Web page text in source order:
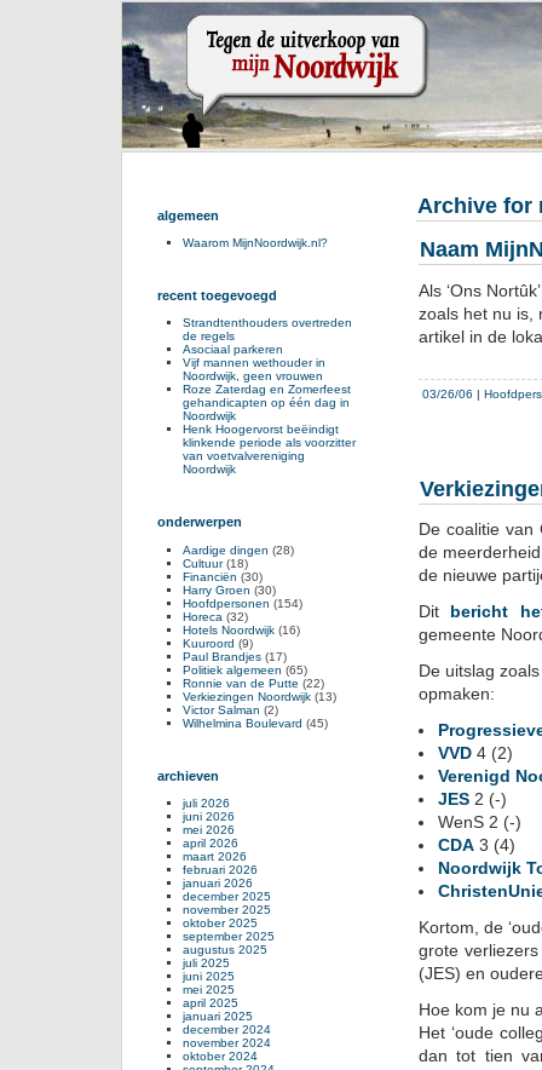
Archive for
Naam
Als ‘Ons
zoals het nu is,
artikel in de
03/26/06 |
De coalitie van
de
de nieuwe
Dit bericht
gemeente
De uitslag
opmaken:
VVD 4 (2)
Verenigd
JES 2 (-)
WenS 2 (-)
CDA 3 (4)
Noordwijk
Kortom, de
grote
(JES) en
Hoe kom je nu
Het ‘oude
dan tot tien
algemeen
Waarom MijnNoordwijk.nl?
recent toegevoegd
Strandtenthouders overtreden
de regels
Asociaal parkeren
Vijf mannen wethouder in
Noordwijk, geen vrouwen
Roze Zaterdag en Zomerfeest
gehandicapten op één dag in
Noordwijk
Henk Hoogervorst beëindigt
klinkende periode als voorzitter
van voetvalvereniging
Noordwijk
onderwerpen
Aardige dingen (28)
Cultuur(18)
Financiën (30)
Harry Groen (30)
Hoofdpersonen (154)
Horeca (32)
Hotels Noordwijk (16)
Kuuroord (9)
Paul Brandjes (17)
Politiek algemeen (65)
Ronnie van de Putte (22)
Verkiezingen Noordwijk (13)
Victor Salman (2)
Wilhelmina Boulevard (45)
archieven
juli 2026
juni 2026
mei 2026
april 2026
maart 2026
februari 2026
januari 2026
december 2025
november 2025
oktober 2025
september 2025
augustus 2025
juli 2025
juni 2025
mei 2025
april 2025
januari 2025
december 2024
november 2024
oktober 2024